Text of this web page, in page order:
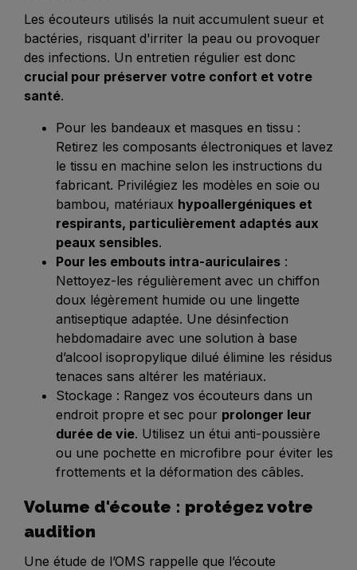
Les écouteurs utilisés la nuit accumulent sueur et
bactéries, risquant d'irriter la peau ou provoquer
des infections. Un entretien régulier est donc
crucial pour préserver votre confort et votre
santé.
Pour les bandeaux et masques en tissu :
Retirez les composants électroniques et lavez
le tissu en machine selon les instructions du
fabricant. Privilégiez les modèles en soie ou
bambou, matériaux hypoallergéniques et
respirants, particulièrement adaptés aux
peaux sensibles.
Pour les embouts intra-auriculaires :
Nettoyez-les régulièrement avec un chiffon
doux légèrement humide ou une lingette
antiseptique adaptée. Une désinfection
hebdomadaire avec une solution à base
d’alcool isopropylique dilué élimine les résidus
tenaces sans altérer les matériaux.
Stockage : Rangez vos écouteurs dans un
endroit propre et sec pour prolonger leur
durée de vie. Utilisez un étui anti-poussière
ou une pochette en microfibre pour éviter les
frottements et la déformation des câbles.
Volume d'écoute : protégez votre
audition
Une étude de l’OMS rappelle que l’écoute